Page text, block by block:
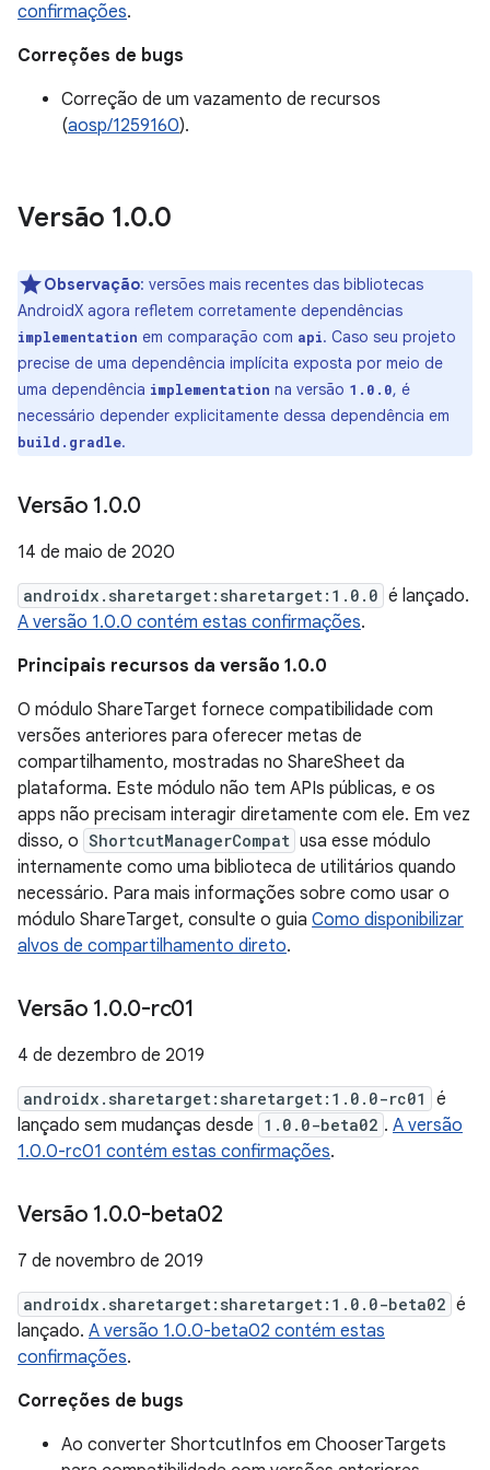
confirmações.
Correções de bugs
Correção de um vazamento de recursos
(aosp/1259160).
Versão 1.0.0
Observação: versões mais recentes das bibliotecas
AndroidX agora refletem corretamente dependências
implementation em comparação com api. Caso seu projeto
precise de uma dependência implícita exposta por meio de
uma dependência implementation na versão 1.0.0, é
necessário depender explicitamente dessa dependência em
build.gradle.
Versão 1.0.0
14 de maio de 2020
androidx.sharetarget:sharetarget:1.0.0 é lançado.
A versão 1.0.0 contém estas confirmações.
Principais recursos da versão 1.0.0
O módulo ShareTarget fornece compatibilidade com
versões anteriores para oferecer metas de
compartilhamento, mostradas no ShareSheet da
plataforma. Este módulo não tem APIs públicas, e os
apps não precisam interagir diretamente com ele. Em vez
disso, o ShortcutManagerCompat usa esse módulo
internamente como uma biblioteca de utilitários quando
necessário. Para mais informações sobre como usar o
módulo ShareTarget, consulte o guia Como disponibilizar
alvos de compartilhamento direto.
Versão 1.0.0-rc01
4 de dezembro de 2019
androidx.sharetarget:sharetarget:1.0.0-rc01
é
lançado sem mudanças desde 1.0.0-beta02 . A versão
1.0.0-rc01 contém estas confirmações.
Versão 1.0.0-beta02
7 de novembro de 2019
androidx.sharetarget:sharetarget:1.0.0-beta02 é
lançado. A versão 1.0.0-beta02 contém estas
confirmações.
Correções de bugs
Ao converter ShortcutInfos em ChooserTargets